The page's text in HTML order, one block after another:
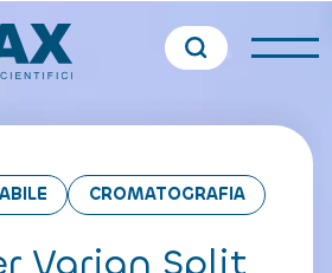
CROMATOGRAFIA